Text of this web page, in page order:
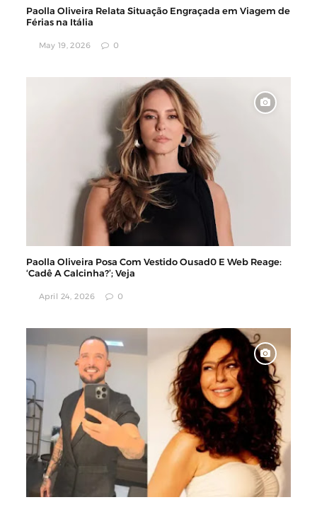
Paolla Oliveira Relata Situação Engraçada em Viagem de
Férias na Itália
May 19, 2026 0
Paolla Oliveira Posa Com Vestido Ousad0 E Web Reage:
‘Cadê A Calcinha?’; Veja
April 24, 2026 0